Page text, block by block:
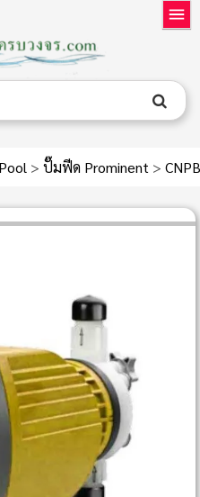
> ปั๊มฟีด Prominent >